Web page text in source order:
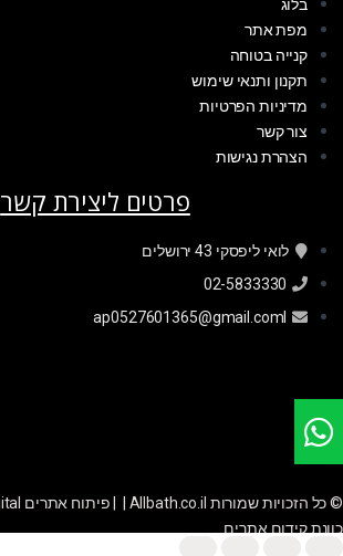
בלוג
מפת אתר
קנייה בטוחה
תקנון ותנאי שימוש
מדיניות הפרטיות
צור קשר
הצהרת נגישות
פרטים ליצירת קשר
לואי ליפסקי 43 ירושלים
02-5833330
ap0527601365@gmail.coml
© כל הזכויות שמורות Allbath.co.il | | פיתוח אתרים JoyDigital
כוונת קידום אתרים